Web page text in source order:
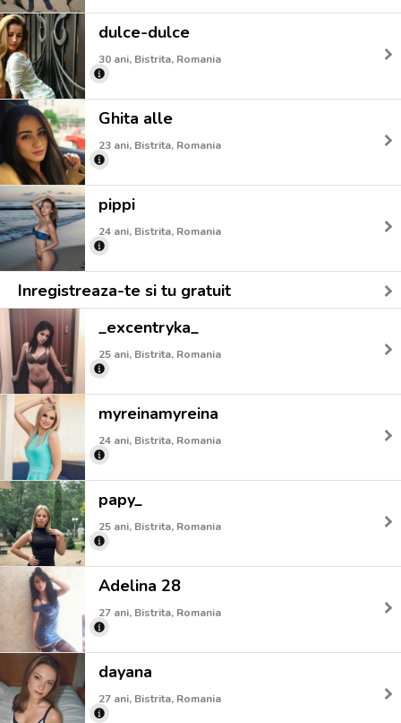
dulce-dulce
30 ani, Bistrita, Romania
Ghita alle
23 ani, Bistrita, Romania
pippi
24 ani, Bistrita, Romania
Inregistreaza-te si tu gratuit
_excentryka_
25 ani, Bistrita, Romania
myreinamyreina
24 ani, Bistrita, Romania
papy_
25 ani, Bistrita, Romania
Adelina 28
27 ani, Bistrita, Romania
dayana
27 ani, Bistrita, Romania